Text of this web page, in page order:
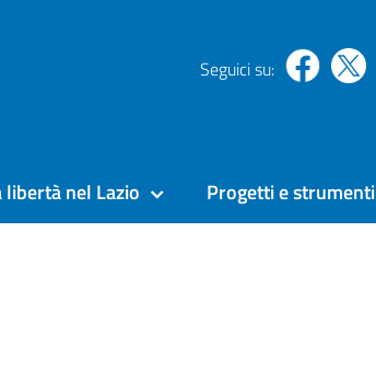
Seguici su:
nel Lazio Progetti e strumenti